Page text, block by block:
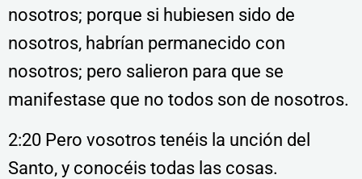
nosotros; porque si hubiesen sido de
nosotros, habrían permanecido con
nosotros; pero salieron para que se
manifestase que no todos son de nosotros.
2:20 Pero vosotros tenéis la unción del
Santo, y conocéis todas las cosas.